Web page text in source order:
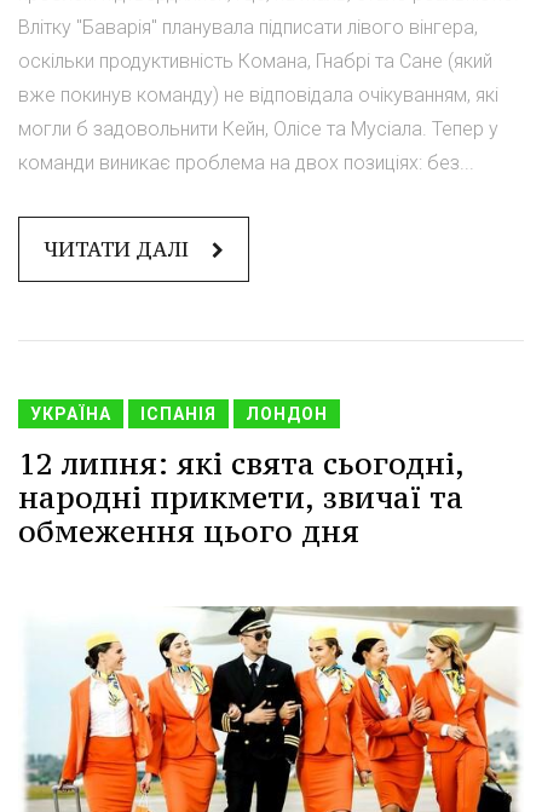
Влітку "Баварія" планувала підписати лівого вінгера,
оскільки продуктивність Комана, Гнабрі та Сане (який
вже покинув команду) не відповідала очікуванням, які
могли б задовольнити Кейн, Олісе та Мусіала. Тепер у
команди виникає проблема на двох позиціях: без...
ЧИТАТИ ДАЛІ
УКРАЇНА ІСПАНІЯ ЛОНДОН
12 липня: які свята сьогодні,
народні прикмети, звичаї та
обмеження цього дня